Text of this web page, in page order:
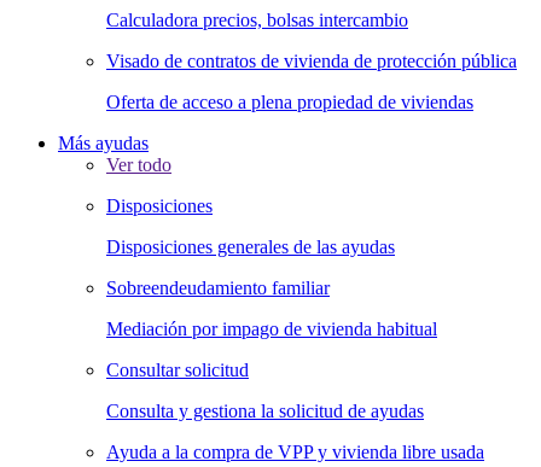
Calculadora precios, bolsas intercambio
Visado de contratos de vivienda de protección pública
Oferta de acceso a plena propiedad de viviendas
Más ayudas
Ver todo
Disposiciones
Disposiciones generales de las ayudas
Sobreendeudamiento familiar
Mediación por impago de vivienda habitual
Consultar solicitud
Consulta y gestiona la solicitud de ayudas
Ayuda a la compra de VPP y vivienda libre usada